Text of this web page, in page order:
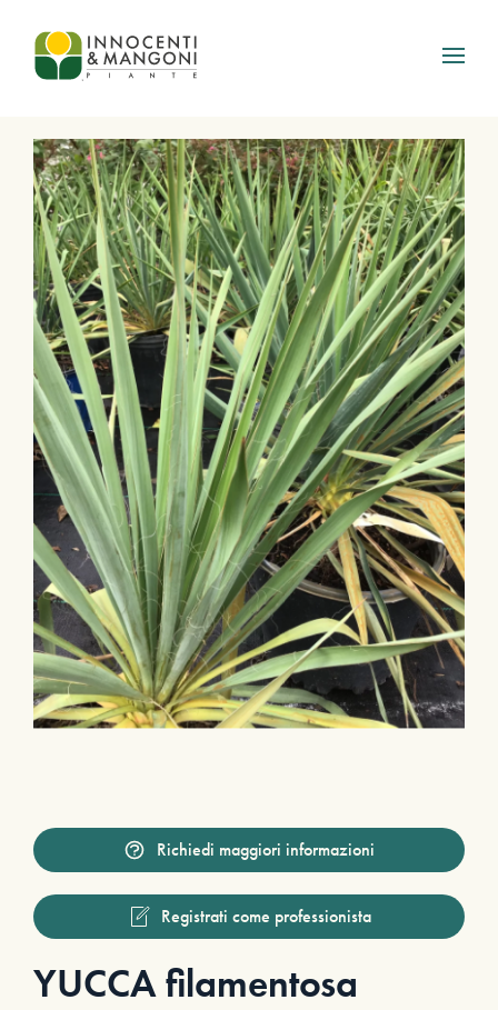
Skip to main content
Richiedi maggiori informazioni
Registrati come professionista
YUCCA filamentosa